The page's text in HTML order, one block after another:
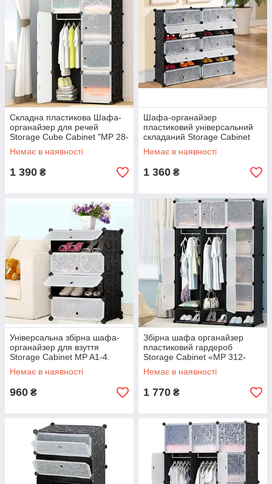
Складна пластикова Шафа-
органайзер для речей
Storage Cube Cabinet "МР 28-
51" (76x37x146 см).
Немає в наявності
1 390 ₴
Шафа-органайзер
пластиковий універсальний
складаний Storage Cabinet
"МР А2-5" (95x37x93 см).
Немає в наявності
1 360 ₴
Універсальна збірна шафа-
органайзер для взуття
Storage Cabinet MP A1-4.
(36х37х76 см).
Немає в наявності
960 ₴
Збірна шафа органайзер
пластиковий гардероб
Storage Cabinet «МР 312-
62A» (110x37x165 см).
Немає в наявності
1 770 ₴